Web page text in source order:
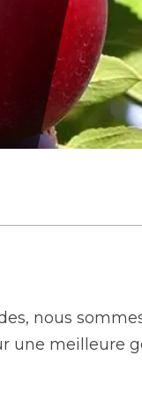
nous
une meilleure